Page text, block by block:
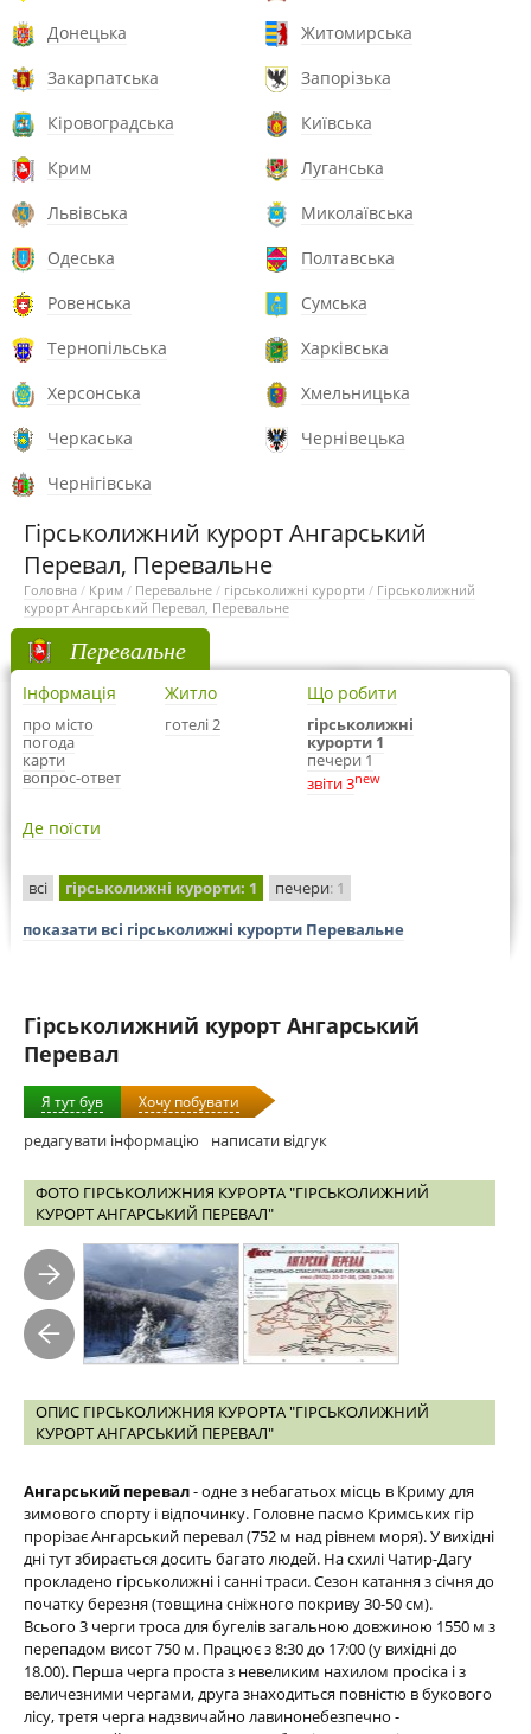
Донецька
Житомирська
Закарпатська
Запорізька
Кіровоградська
Київська
Крим
Луганська
Львівська
Миколаївська
Одеська
Полтавська
Ровенська
Сумська
Тернопільська
Харківська
Херсонська
Хмельницька
Черкаська
Чернівецька
Чернігівська
Гірськолижний курорт Ангарський
Перевал, Перевальне
Головна / Крим / Перевальне / гірськолижні курорти / Гірськолижний
курорт Ангарський Перевал, Перевальне
Перевальне
Інформація
про місто
погода
карти
вопрос-ответ
Житло
готелі 2
Що робити
гірськолижні
курорти 1
печери 1
звіти 3new
Де поїсти
всі гірськолижні курорти: 1 печери: 1
показати всі гірськолижні курорти Перевальне
Гірськолижний курорт Ангарський
Перевал
Я тут був Хочу побувати
редагувати інформацію написати відгук
ФОТО ГІРСЬКОЛИЖНИЯ КУРОРТА "ГІРСЬКОЛИЖНИЙ
КУРОРТ АНГАРСЬКИЙ ПЕРЕВАЛ"
ОПИС ГІРСЬКОЛИЖНИЯ КУРОРТА "ГІРСЬКОЛИЖНИЙ
КУРОРТ АНГАРСЬКИЙ ПЕРЕВАЛ"
Ангарський перевал- одне з небагатьох місць в Криму для
зимового спорту і відпочинку. Головне пасмо Кримських гір
прорізає Ангарський перевал (752 м над рівнем моря). У вихідні
дні тут збирається досить багато людей. На схилі Чатир-Дагу
прокладено гірськолижні і санні траси. Сезон катання з січня до
початку березня (товщина сніжного покриву 30-50 см).
Всього 3 черги троса для бугелів загальною довжиною 1550 м з
перепадом висот 750 м. Працює з 8:30 до 17:00 (у вихідні до
18.00). Перша черга проста з невеликим нахилом просіка і з
величезними чергами, друга знаходиться повністю в букового
лісу, третя черга надзвичайно лавинонебезпечно -